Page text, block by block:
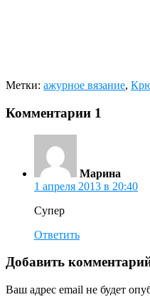
Метки: ажурное вязание,
Комментарии 1
Марина
1 апреля 2013 в 20:40
Супер
Ответить
Добавить
Ваш адрес email не будет